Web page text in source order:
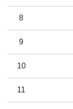
8
9
10
11